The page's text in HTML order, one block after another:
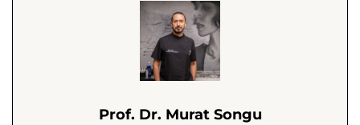
Prof. Dr. Murat Songu